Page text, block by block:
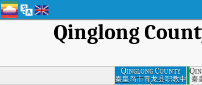
Qinglong
Qinglong County
Vocational
秦皇岛市青龙县职教中
秦